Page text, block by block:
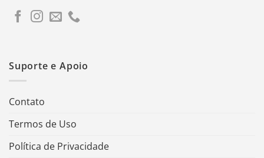
Suporte e Apoio
Contato
Termos de Uso
Política de Privacidade